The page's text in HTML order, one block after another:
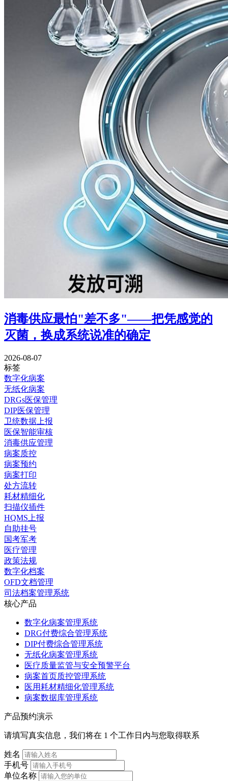
消毒供应最怕"差不多"——把凭感觉的
灭菌，换成系统说准的确定
2026-08-07
标签
数字化病案
无纸化病案
DRGs医保管理
DIP医保管理
卫统数据上报
医保智能审核
消毒供应管理
病案质控
病案预约
病案打印
处方流转
耗材精细化
扫描仪插件
HQMS上报
自助挂号
国考军考
医疗管理
政策法规
数字化档案
OFD文档管理
司法档案管理系统
核心产品
数字化病案管理系统
DRG付费综合管理系统
DIP付费综合管理系统
无纸化病案管理系统
医疗质量监管与安全预警平台
病案首页质控管理系统
医用耗材精细化管理系统
病案数据库管理系统
产品预约演示
请填写真实信息，我们将在 1 个工作日内与您取得联系
姓名
手机号
单位名称